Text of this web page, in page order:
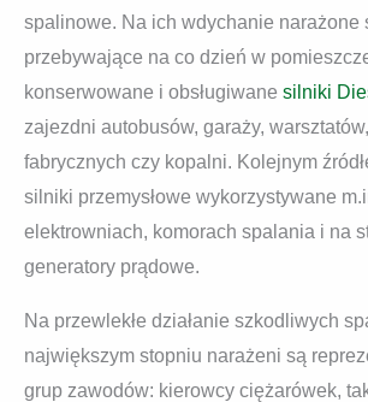
spalinowe. Na ich wdychanie narażone
przebywające na co dzień w
konserwowane i obsługiwane silniki
zajezdni autobusów, garaży,
fabrycznych czy kopalni. Kolejnym
silniki przemysłowe wykorzystywane
elektrowniach, komorach spalania i na
generatory prądowe.
Na przewlekłe działanie szkodliwych
największym stopniu narażeni są
grup zawodów: kierowcy ciężarówek,